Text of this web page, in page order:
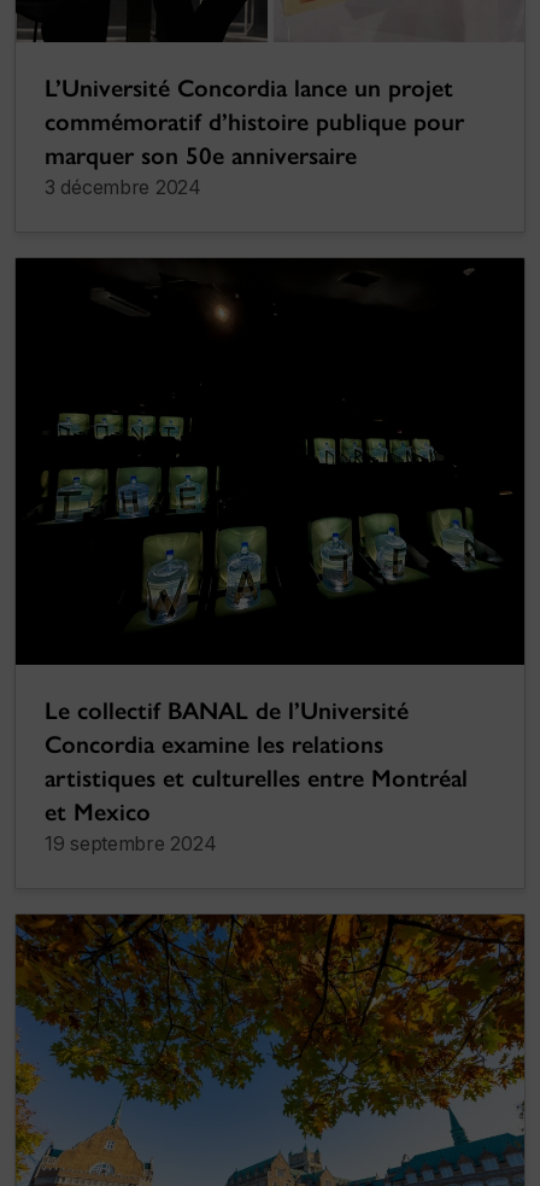
L’Université Concordia lance un projet
commémoratif d’histoire publique pour
marquer son 50e anniversaire
3 décembre 2024
Le collectif BANAL de l’Université
Concordia examine les relations
artistiques et culturelles entre Montréal
et Mexico
19 septembre 2024